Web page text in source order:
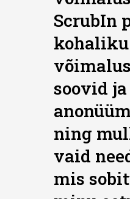
ScrubIn
soovid
ning
vaid
mis